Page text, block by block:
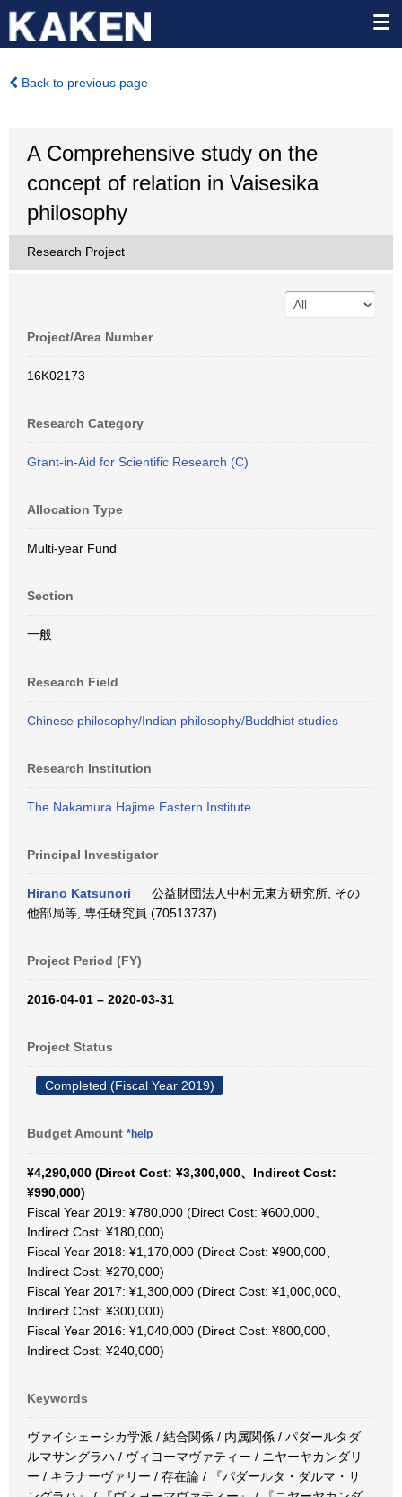
Back to previous page
A Comprehensive study on the
concept of relation in Vaisesika
philosophy
Research Project
Project/Area Number
16K02173
Research Category
Grant-in-Aid for Scientific Research (C)
Allocation Type
Multi-year Fund
Section
一般
Research Field
Chinese philosophy/Indian philosophy/Buddhist studies
Research Institution
The Nakamura Hajime Eastern Institute
Principal Investigator
Hirano Katsunori
公益財団法人中村元東方研究所, その
他部局等, 専任研究員 (70513737)
Project Period (FY)
2016-04-01 – 2020-03-31
Project Status
Completed (Fiscal Year 2019)
Budget Amount *help
¥4,290,000 (Direct Cost: ¥3,300,000、Indirect Cost:
¥990,000)
Fiscal Year 2019: ¥780,000 (Direct Cost: ¥600,000、
Indirect Cost: ¥180,000)
Fiscal Year 2018: ¥1,170,000 (Direct Cost: ¥900,000、
Indirect Cost: ¥270,000)
Fiscal Year 2017: ¥1,300,000 (Direct Cost: ¥1,000,000、
Indirect Cost: ¥300,000)
Fiscal Year 2016: ¥1,040,000 (Direct Cost: ¥800,000、
Indirect Cost: ¥240,000)
Keywords
ヴァイシェーシカ学派 / 結合関係 / 内属関係 / パダールタダ
ルマサングラハ / ヴィヨーマヴァティー / ニヤーヤカンダリ
ー / キラナーヴァリー / 存在論 / 『パダールタ・ダルマ・サ